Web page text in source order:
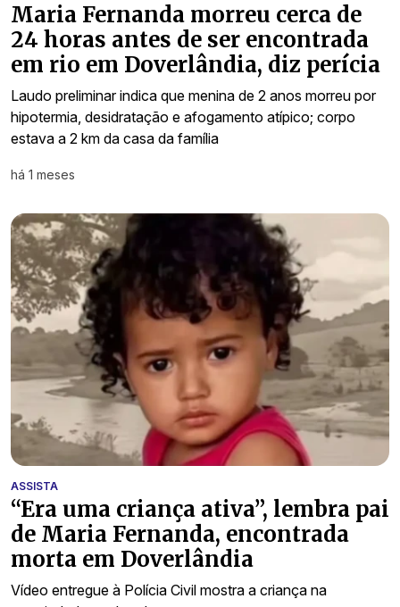
Maria Fernanda morreu cerca de
24 horas antes de ser encontrada
em rio em Doverlândia, diz perícia
Laudo preliminar indica que menina de 2 anos morreu por
hipotermia, desidratação e afogamento atípico; corpo
estava a 2 km da casa da família
há 1 meses
ASSISTA
“Era uma criança ativa”, lembra pai
de Maria Fernanda, encontrada
morta em Doverlândia
Vídeo entregue à Polícia Civil mostra a criança na